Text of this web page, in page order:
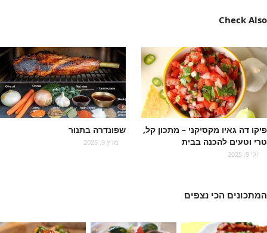
Check Also
פיקו דה גאיו מקסיקני – מתכון קל,
טרי וטעים להכנה בבית
יולי 9, 2025
שפונדרה בתנור
מרץ 9, 2025
המתכונים הכי נצפים